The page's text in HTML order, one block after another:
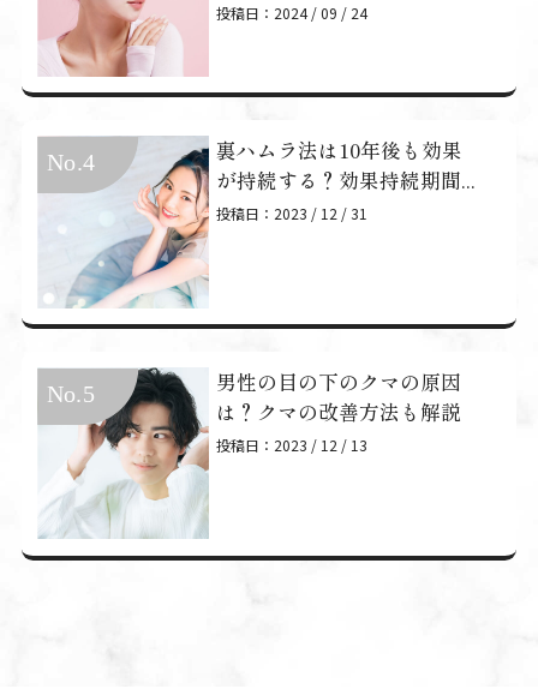
投稿日：2024 / 09 / 24
裏ハムラ法は10年後も効果
が持続する？効果持続期間...
投稿日：2023 / 12 / 31
男性の目の下のクマの原因
は？クマの改善方法も解説
投稿日：2023 / 12 / 13